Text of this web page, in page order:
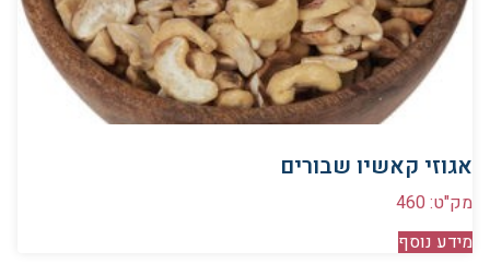
אגוזי קאשיו שבורים
מק"ט: 460
מידע נוסף